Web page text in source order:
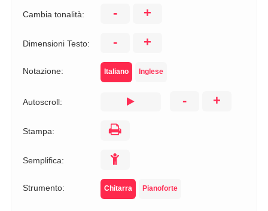
Cambia tonalità: - +
Dimensioni Testo: - +
Notazione: Italiano Inglese
Autoscroll: - +
Stampa:
Semplifica:
Strumento: Chitarra Pianoforte